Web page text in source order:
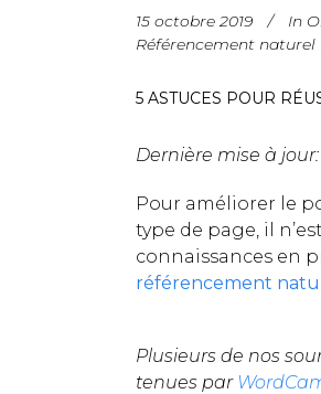
15 octobre 2019 In
Référencement naturel
5 ASTUCES POUR
Dernière mise à jour:
Pour améliorer le
type de page, il
connaissances en
référencement
Plusieurs de nos
tenues par